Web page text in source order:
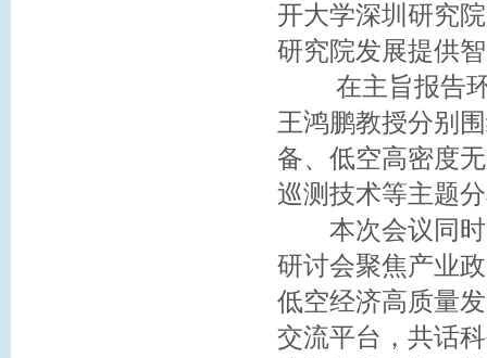
开大学深圳研究
研究院发展提供
在主旨报告环
王鸿鹏教授分别
备、低空高密度
巡测技术等主题
本次会议同时
研讨会聚焦产业
低空经济高质量
交流平台，共话